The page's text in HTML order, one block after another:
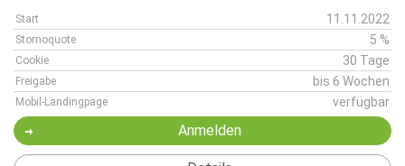
Start 11.11.2022
Stornoquote 5 %
Cookie 30 Tage
Freigabe bis 6 Wochen
Mobil-Landingpage verfügbar
Anmelden